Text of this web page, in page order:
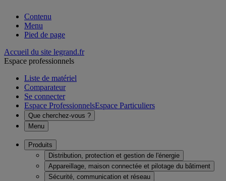
Contenu
Menu
Pied de page
Accueil du site legrand.fr
Espace professionnels
Liste de matériel
Comparateur
Se connecter
Espace ProfessionnelsEspace Particuliers
Que cherchez-vous ?
Menu
Produits
Distribution, protection et gestion de l'énergie
Appareillage, maison connectée et pilotage du bâtiment
Sécurité, communication et réseau